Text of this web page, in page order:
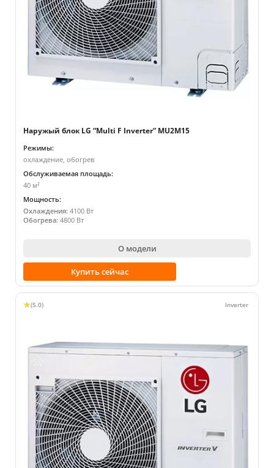
Наружый блок LG “Multi F Inverter” MU2M15
Режимы:
охлаждение, обогрев
Обслуживаемая площадь:
40 м²
Мощность:
Охлаждения: 4100 Вт
Обогрева: 4800 Вт
О модели
Купить сейчас
(5.0)